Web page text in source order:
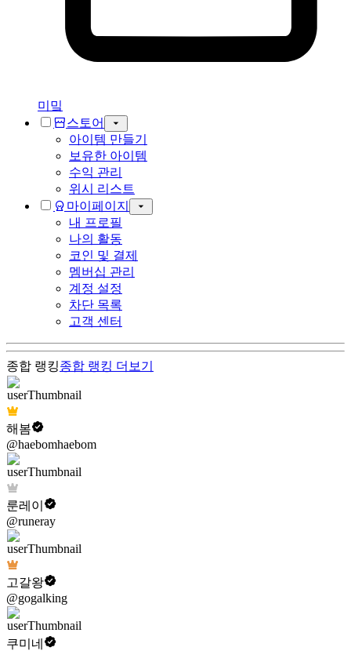
미밐
스토어
아이템 만들기
보유한 아이템
수익 관리
위시 리스트
마이페이지
내 프로필
나의 활동
코인 및 결제
멤버십 관리
계정 설정
차단 목록
고객 센터
종합 랭킹종합 랭킹 더보기
해봄
@haebomhaebom
룬레이
@runeray
고갈왕
@gogalking
쿠미네